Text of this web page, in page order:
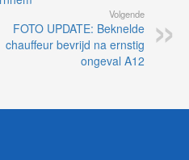
Volgende
FOTO UPDATE: Beknelde
chauffeur bevrijd na ernstig
ongeval A12